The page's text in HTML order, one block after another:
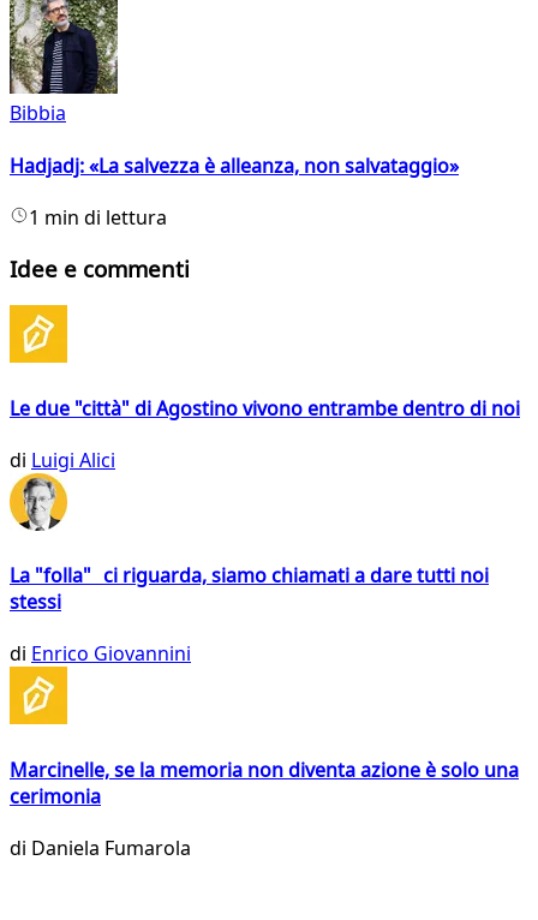
Bibbia
Hadjadj: «La salvezza è alleanza, non salvataggio»
1 min di lettura
Idee e commenti
Le due "città" di Agostino vivono entrambe dentro di noi
di Luigi Alici
La "folla" ci riguarda, siamo chiamati a dare tutti noi
stessi
di Enrico Giovannini
Marcinelle, se la memoria non diventa azione è solo una
cerimonia
di Daniela Fumarola